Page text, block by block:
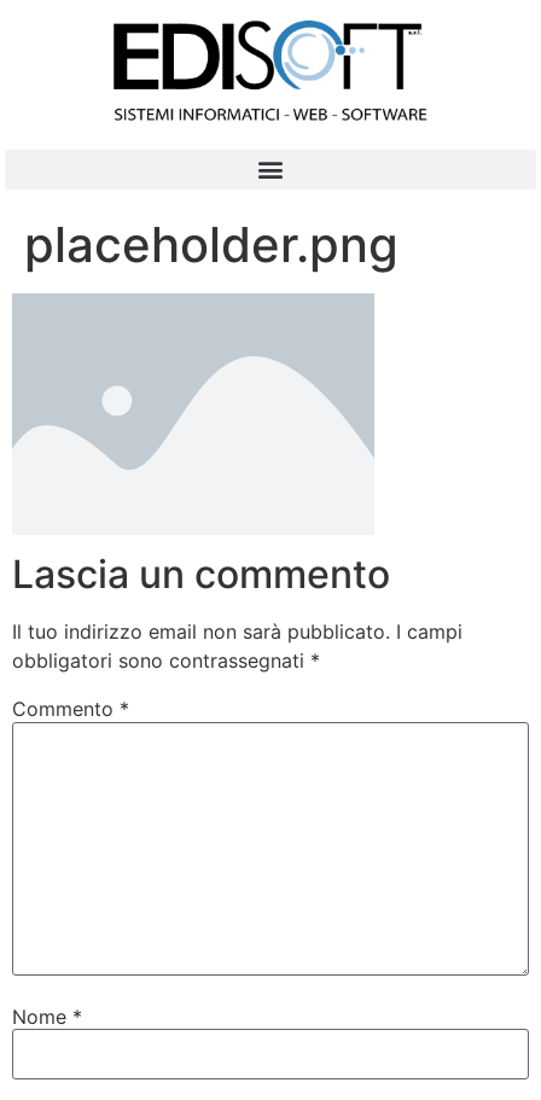
placeholder.png
Lascia un commento
Il tuo indirizzo email non sarà pubblicato. I campi
obbligatori sono contrassegnati *
Commento *
Nome *